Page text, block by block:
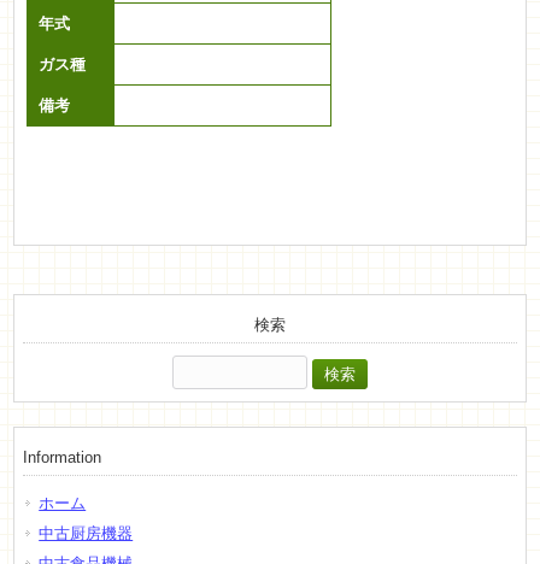
年式
ガス種
備考
検索
索:
Information
ホーム
中古厨房機器